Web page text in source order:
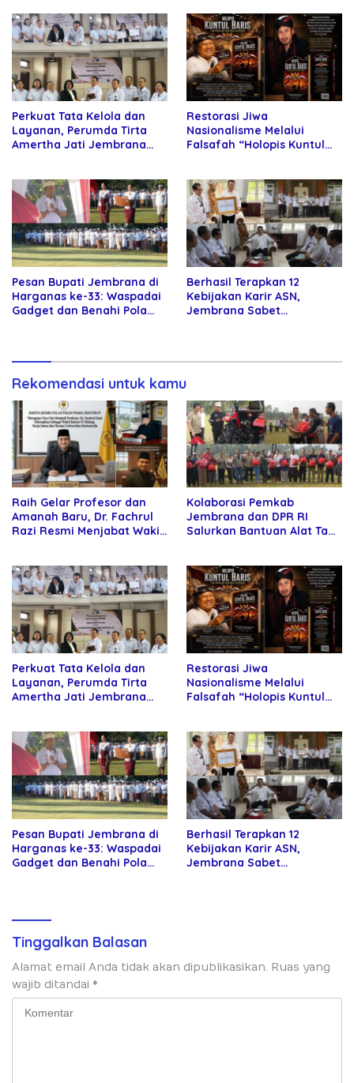
Perkuat Tata Kelola dan
Layanan, Perumda Tirta
Amertha Jati Jembrana
Restorasi Jiwa
Nasionalisme Melalui
Falsafah “Holopis Kuntul
Pesan Bupati Jembrana di
Harganas ke-33: Waspadai
Gadget dan Benahi Pola
Berhasil Terapkan 12
Kebijakan Karir ASN,
Jembrana Sabet
Rekomendasi untuk kamu
Raih Gelar Profesor dan
Amanah Baru, Dr. Fachrul
Razi Resmi Menjabat Wakil
Kolaborasi Pemkab
Jembrana dan DPR RI
Salurkan Bantuan Alat Tani
Perkuat Tata Kelola dan
Layanan, Perumda Tirta
Amertha Jati Jembrana
Restorasi Jiwa
Nasionalisme Melalui
Falsafah “Holopis Kuntul
Pesan Bupati Jembrana di
Harganas ke-33: Waspadai
Gadget dan Benahi Pola
Berhasil Terapkan 12
Kebijakan Karir ASN,
Jembrana Sabet
Tinggalkan Balasan
Alamat email Anda tidak akan dipublikasikan. Ruas yang
wajib ditandai *